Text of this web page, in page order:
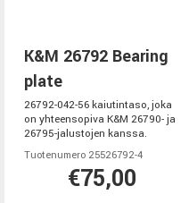
K&M 26792 Bearing
plate
26792-042-56 kaiutintaso, joka
on yhteensopiva K&M 26790- ja
26795-jalustojen kanssa.
Tuotenumero 25526792-4
€75,00